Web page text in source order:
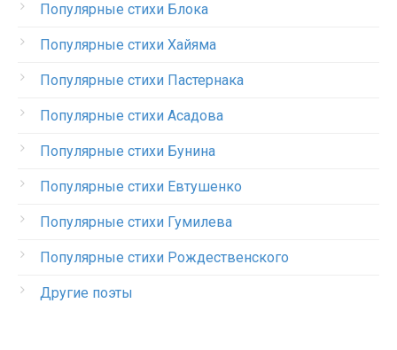
Популярные стихи Блока
Популярные стихи Хайяма
Популярные стихи Пастернака
Популярные стихи Асадова
Популярные стихи Бунина
Популярные стихи Евтушенко
Популярные стихи Гумилева
Популярные стихи Рождественского
Другие поэты